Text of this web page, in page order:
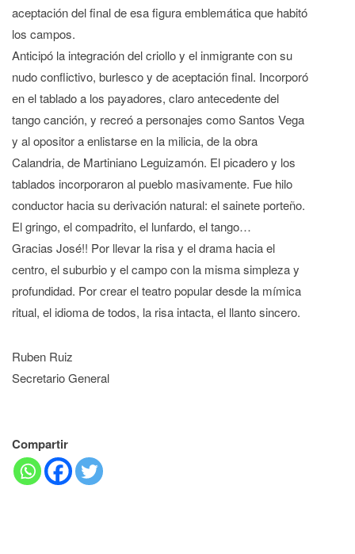
aceptación del final de esa figura emblemática que habitó
los campos.
Anticipó la integración del criollo y el inmigrante con su
nudo conflictivo, burlesco y de aceptación final. Incorporó
en el tablado a los payadores, claro antecedente del
tango canción, y recreó a personajes como Santos Vega
y al opositor a enlistarse en la milicia, de la obra
Calandria, de Martiniano Leguizamón. El picadero y los
tablados incorporaron al pueblo masivamente. Fue hilo
conductor hacia su derivación natural: el sainete porteño.
El gringo, el compadrito, el lunfardo, el tango…
Gracias José!! Por llevar la risa y el drama hacia el
centro, el suburbio y el campo con la misma simpleza y
profundidad. Por crear el teatro popular desde la mímica
ritual, el idioma de todos, la risa intacta, el llanto sincero.
Ruben Ruiz
Secretario General
Compartir